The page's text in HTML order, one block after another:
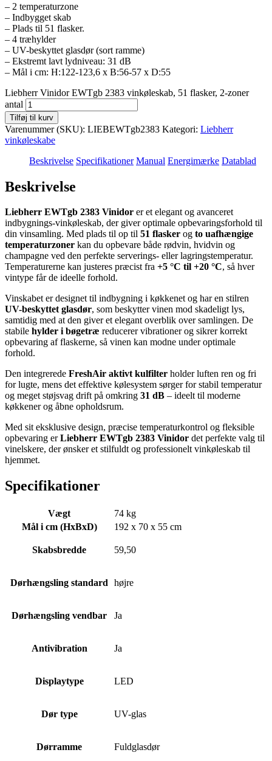
– 2 temperaturzone
– Indbygget skab
– Plads til 51 flasker.
– 4 træhylder
– UV-beskyttet glasdør (sort ramme)
– Ekstremt lavt lydniveau: 31 dB
– Mål i cm: H:122-123,6 x B:56-57 x D:55
Liebherr Vinidor EWTgb 2383 vinkøleskab, 51 flasker, 2-zoner
antal
Tilføj til kurv
Varenummer (SKU): LIEBEWTgb2383 Kategori: Liebherr
vinkøleskabe
Beskrivelse Specifikationer Manual Energimærke Datablad
Beskrivelse
Liebherr EWTgb 2383 Vinidor er et elegant og avanceret
indbygnings-vinkøleskab, der giver optimale opbevaringsforhold til
din vinsamling. Med plads til op til 51 flasker og to uafhængige
temperaturzoner kan du opbevare både rødvin, hvidvin og
champagne ved den perfekte serverings- eller lagringstemperatur.
Temperaturerne kan justeres præcist fra +5 °C til +20 °C, så hver
vintype får de ideelle forhold.
Vinskabet er designet til indbygning i køkkenet og har en stilren
UV-beskyttet glasdør, som beskytter vinen mod skadeligt lys,
samtidig med at den giver et elegant overblik over samlingen. De
stabile hylder i bøgetræ reducerer vibrationer og sikrer korrekt
opbevaring af flaskerne, så vinen kan modne under optimale
forhold.
Den integrerede FreshAir aktivt kulfilter holder luften ren og fri
for lugte, mens det effektive kølesystem sørger for stabil temperatur
og meget støjsvag drift på omkring 31 dB – ideelt til moderne
køkkener og åbne opholdsrum.
Med sit eksklusive design, præcise temperaturkontrol og fleksible
opbevaring erLiebherr EWTgb 2383 Vinidor det perfekte valg til
vinelskere, der ønsker et stilfuldt og professionelt vinkøleskab til
hjemmet.
Specifikationer
Vægt
74 kg
Mål i cm (HxBxD)
192 x 70 x 55 cm
Skabsbredde 59,50
Dørhængsling standard højre
Dørhængsling vendbar Ja
Antivibration Ja
Displaytype LED
Dør type UV-glas
Dørramme Fuldglasdør